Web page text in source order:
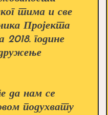
тима и све
Пројекта
2018. године
да нам се
подухвату